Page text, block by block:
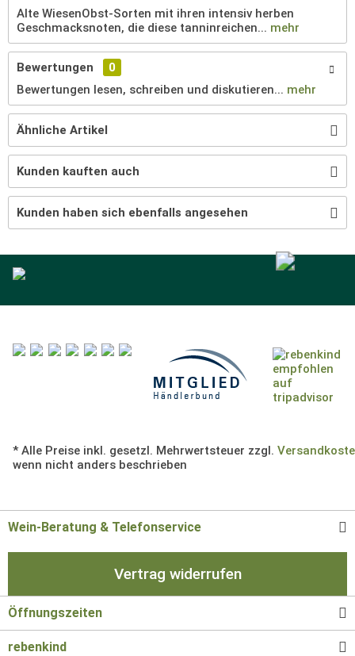
Alte WiesenObst-Sorten mit ihren intensiv herben
Geschmacksnoten, die diese tanninreichen... mehr
Bewertungen
0
Bewertungen lesen, schreiben und diskutieren... mehr
Ähnliche Artikel
Kunden kauften auch
Kunden haben sich ebenfalls angesehen
* Alle Preise inkl. gesetzl. Mehrwertsteuer zzgl.
wenn nicht anders beschrieben
Wein-Beratung & Telefonservice
Vertrag widerrufen
Öffnungszeiten
rebenkind